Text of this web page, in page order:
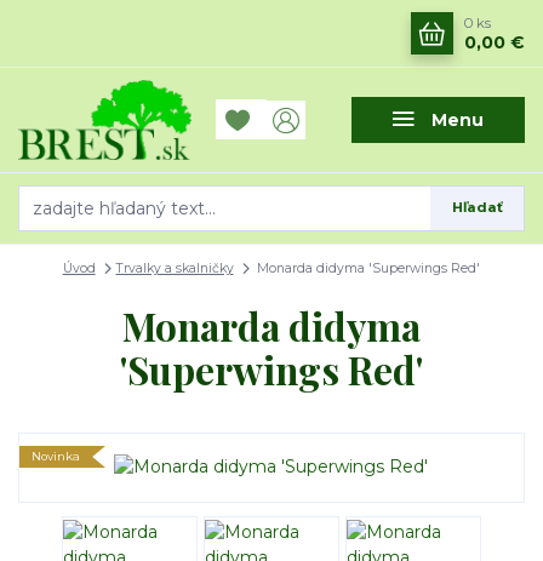
Menu
Hľadať
0 ks
0,00 €
Úvod Trvalky a skalničky Monarda didyma 'Superwings Red'
Monarda didyma
'Superwings Red'
Novinka